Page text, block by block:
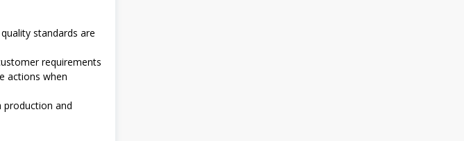
standards are
requirements
actions when
production and